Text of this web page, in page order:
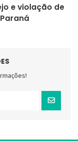
e violação de